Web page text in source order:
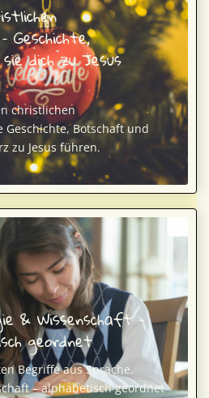
Geschichte,
dich zu Jesus
christlichen
Botschaft und
zu Jesus führen.
& Wissenschaft –
geordnet
Begriffe aus Sprache,
– alphabetisch geordnet